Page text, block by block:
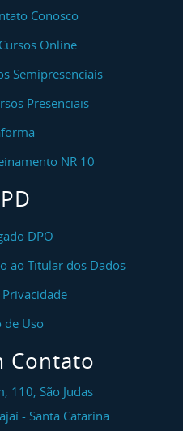
Conosco
Online
Semipresenciais
Presenciais
NR 10
DPO
ao Titular dos Dados
de Uso
Contato
110, São Judas
- Santa Catarina